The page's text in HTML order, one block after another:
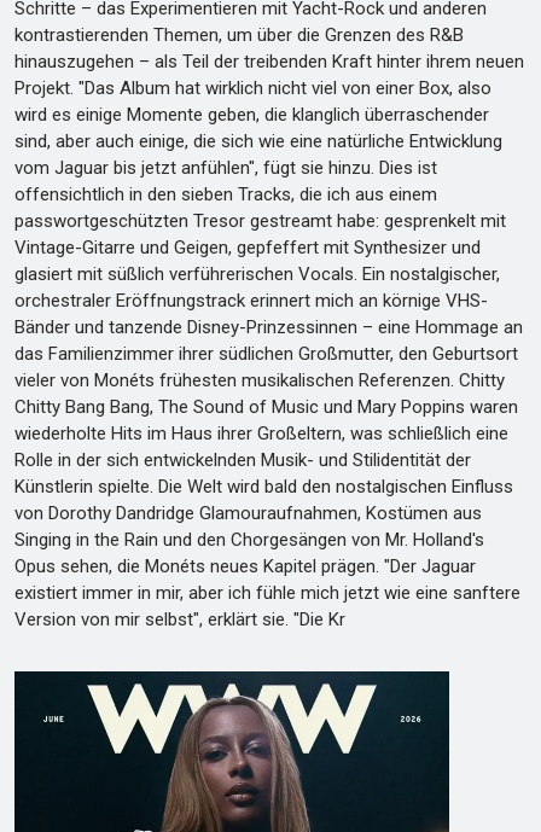
Schritte – das Experimentieren mit Yacht-Rock und anderen
kontrastierenden Themen, um über die Grenzen des R&B
hinauszugehen – als Teil der treibenden Kraft hinter ihrem neuen
Projekt. "Das Album hat wirklich nicht viel von einer Box, also
wird es einige Momente geben, die klanglich überraschender
sind, aber auch einige, die sich wie eine natürliche Entwicklung
vom Jaguar bis jetzt anfühlen", fügt sie hinzu. Dies ist
offensichtlich in den sieben Tracks, die ich aus einem
passwortgeschützten Tresor gestreamt habe: gesprenkelt mit
Vintage-Gitarre und Geigen, gepfeffert mit Synthesizer und
glasiert mit süßlich verführerischen Vocals. Ein nostalgischer,
orchestraler Eröffnungstrack erinnert mich an körnige VHS-
Bänder und tanzende Disney-Prinzessinnen – eine Hommage an
das Familienzimmer ihrer südlichen Großmutter, den Geburtsort
vieler von Monéts frühesten musikalischen Referenzen. Chitty
Chitty Bang Bang, The Sound of Music und Mary Poppins waren
wiederholte Hits im Haus ihrer Großeltern, was schließlich eine
Rolle in der sich entwickelnden Musik- und Stilidentität der
Künstlerin spielte. Die Welt wird bald den nostalgischen Einfluss
von Dorothy Dandridge Glamouraufnahmen, Kostümen aus
Singing in the Rain und den Chorgesängen von Mr. Holland's
Opus sehen, die Monéts neues Kapitel prägen. "Der Jaguar
existiert immer in mir, aber ich fühle mich jetzt wie eine sanftere
Version von mir selbst", erklärt sie. "Die Kr